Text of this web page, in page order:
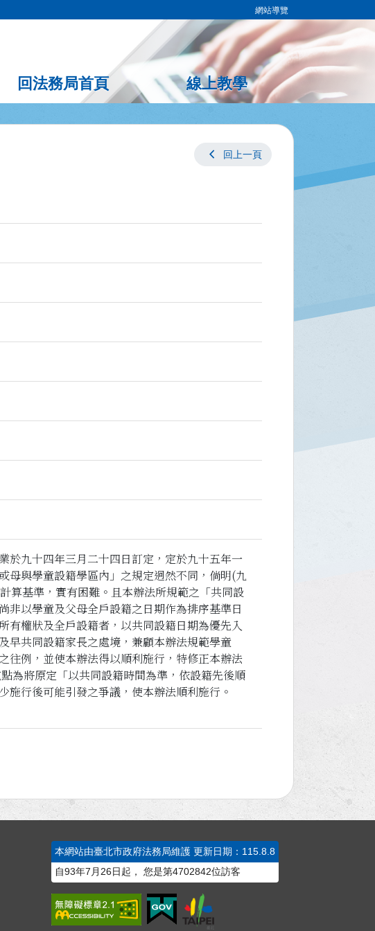
回法務局首頁 線上教學
網站導覽
chevron_left 回上一頁
於九十四年三月二十四日訂定，定於九十五年一
母與學童設籍學區內」之規定迥然不同，倘明(九
算基準，實有困難。且本辦法所規範之「共同設
非以學童及父母全戶設籍之日期作為排序基準日
有權狀及全戶設籍者，以共同設籍日期為優先入
早共同設籍家長之處境，兼顧本辦法規範學童
往例，並使本辦法得以順利施行，特修正本辦法
為將原定「以共同設籍時間為準，依設籍先後順
行後可能引發之爭議，使本辦法順利施行。
本網站由臺北市政府法務局維護 更新日期：115.8.8
自93年7月26日起， 您是第4702842位訪客